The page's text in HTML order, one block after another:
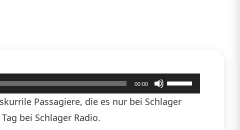
00:00
Pfeiltasten
Passagiere, die es nur bei Schlager
bei Schlager Radio.